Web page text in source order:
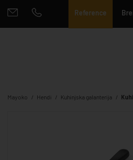
Reference
Mayoko Hendi Kuhinjska galanterija